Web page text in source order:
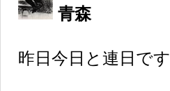
青森
昨日今日と連日です